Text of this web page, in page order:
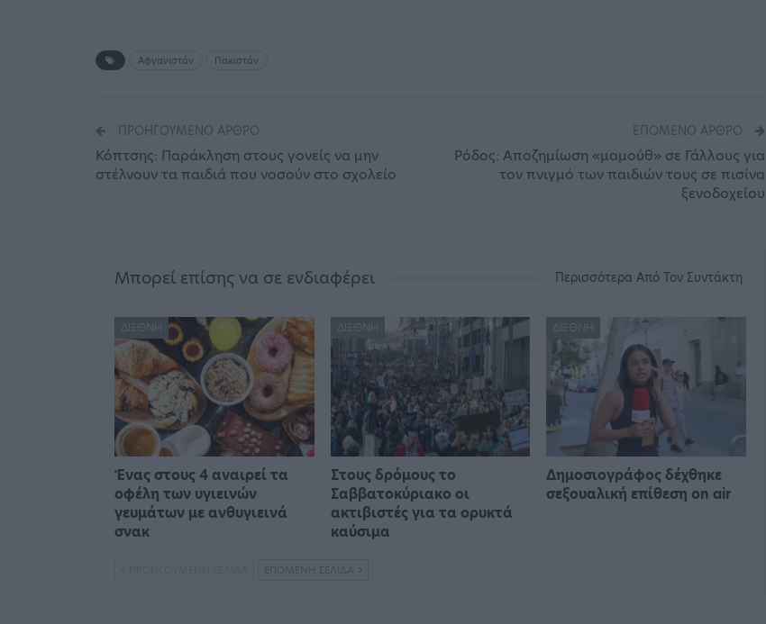
Αφγανιστάν Πακιστάν
ΠΡΟΗΓΟΎΜΕΝΟ ΆΡΘΡΟ
Κόπτσης: Παράκληση στους γονείς να μην
στέλνουν τα παιδιά που νοσούν στο σχολείο
ΕΠΌΜΕΝΟ ΆΡΘΡΟ
Ρόδος: Αποζημίωση «μαμούθ» σε Γάλλους για
τον πνιγμό των παιδιών τους σε πισίνα
ξενοδοχείου
Μπορεί επίσης να σε ενδιαφέρει Περισσότερα Από Τον Συντάκτη
ΔΙΕΘΝΉ
Ένας στους 4 αναιρεί τα
οφέλη των υγιεινών
γευμάτων με ανθυγιεινά
σνακ
ΔΙΕΘΝΉ
Στους δρόμους το
Σαββατοκύριακο οι
ακτιβιστές για τα ορυκτά
καύσιμα
ΔΙΕΘΝΉ
Δημοσιογράφος δέχθηκε
σεξουαλική επίθεση on air
ΕΠΌΜΕΝΗ ΣΕΛΊΔΑ